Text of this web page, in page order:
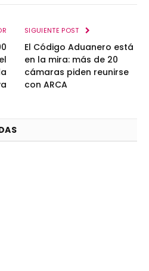
SIGUIENTE POST
El Código Aduanero está
en la mira: más de 20
cámaras piden reunirse
con ARCA